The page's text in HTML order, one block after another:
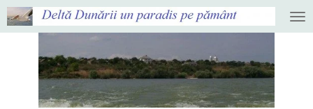
Ga
direct
hoofdinhoud